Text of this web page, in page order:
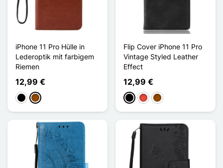
iPhone 11 Pro Hülle in
Lederoptik mit farbigem
Riemen
12,99 €
Schwarz
Braun
Flip Cover iPhone 11 Pro
Vintage Styled Leather
Effect
12,99 €
Schwarz
Rot Braun